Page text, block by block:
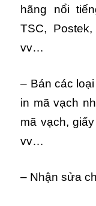
hãng nổi
TSC,
vv…
– Bán các
in mã vạch
mã vạch,
vv…
– Nhận sửa